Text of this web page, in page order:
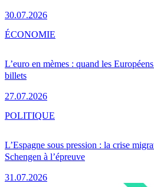
30.07.2026
L’euro en mèmes : quand les
billets
27.07.2026
ÉCONOMIE
L’Espagne sous pression : la crise
Schengen à l’épreuve
31.07.2026
POLITIQUE